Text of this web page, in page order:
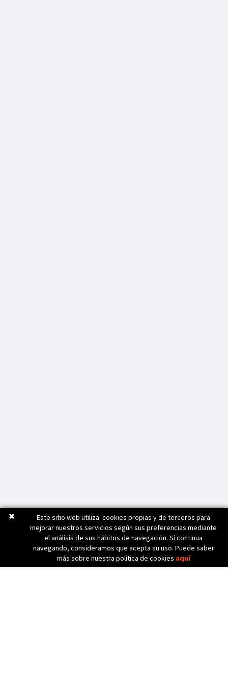
Este sitio web utiliza cookies propias y de terceros para
mejorar nuestros servicios según sus preferencias mediante
el análisis de sus hábitos de navegación. Si continua
navegando, consideramos que acepta su uso. Puede saber
más sobre nuestra política de cookies aquí